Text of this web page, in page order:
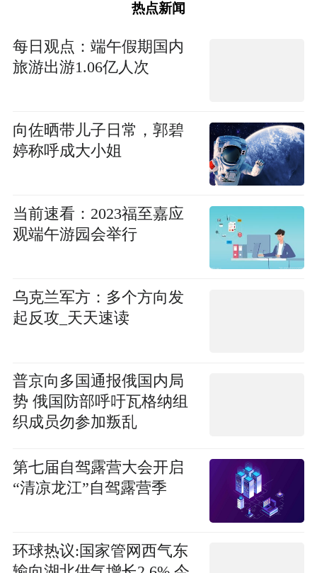
热点新闻
每日观点：端午假期国内
旅游出游1.06亿人次
向佐晒带儿子日常，郭碧
婷称呼成大小姐
当前速看：2023福至嘉应
观端午游园会举行
乌克兰军方：多个方向发
起反攻_天天速读
普京向多国通报俄国内局
势 俄国防部呼吁瓦格纳组
织成员勿参加叛乱
第七届自驾露营大会开启
“清凉龙江”自驾露营季
环球热议:国家管网西气东